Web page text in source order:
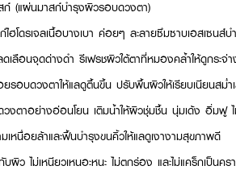
ก์ (แผ่นมาสก์บำรุงผิวรอบดวงตา)
โดรเจลเนื้อบางเบา ค่อยๆ ละลายซึมซาบเอสเซนส์
ลือนจุดด่างดำ รีเฟรชผิวใต้ตาที่หมองคล้ำให้ดูกระจ่
รอบดวงตาให้แลดูตื้นขึ้น ปรับพื้นผิวให้เรียบเนียนสม่ำ
งตาอย่างอ่อนโยน เติมน้ำให้ผิวชุ่มชื้น นุ่มเด้ง อิ่มฟู
นื่อยล้าและฟื้นบำรุงขนคิ้วให้แลดูเงางามสุขภาพดี
ว ไม่เหนียวเหนอะหนะ ไม่ตกร่อง และไม่แคร็กเป็นคร